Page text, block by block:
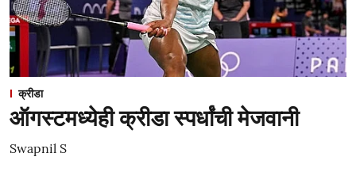
क्रीडा
ऑगस्टमध्येही क्रीडा स्पर्धांची मेजवानी
Swapnil S